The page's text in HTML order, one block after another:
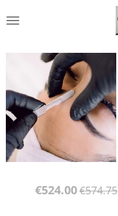
to
content
€524.00€574.75